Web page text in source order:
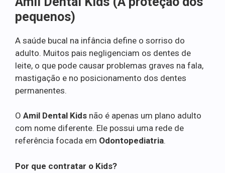
pequenos)
A saúde bucal na infância define o sorriso do
adulto. Muitos pais negligenciam os dentes de
leite, o que pode causar problemas graves na fala,
mastigação e no posicionamento dos dentes
permanentes.
O Amil Dental Kids não é apenas um plano adulto
com nome diferente. Ele possui uma rede de
referência focada em Odontopediatria.
Por que contratar o Kids?